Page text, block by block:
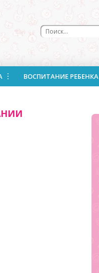
ВОСПИТАНИЕ РЕБЕНКА